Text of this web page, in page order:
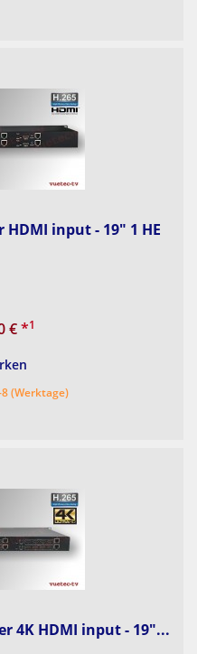
HDMI input - 19" 1 HE
€*1
(Werktage)
4K HDMI input - 19"...